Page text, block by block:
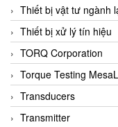
Comax
COMETECH VietNam
COMFILE Technology
Conch
Conductix/ WAMPFLER
Contrec
Thiết bị vật tư ngành
Thiết bị xử lý tín hiệu
TORQ Corporation
Torque Testing
Transducers
Transmitter